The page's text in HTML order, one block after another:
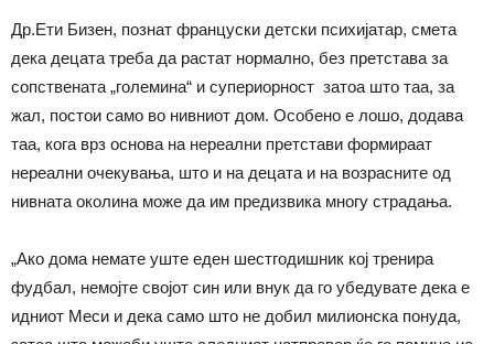
Др.Ети Бизен, познат француски детски психијатар, смета
дека децата треба да растат нормално, без претстава за
сопствената „големина“ и супериорност затоа што таа, за
жал, постои само во нивниот дом. Особено е лошо, додава
таа, кога врз основа на нереални претстави формираат
нереални очекувања, што и на децата и на возрасните од
нивната околина може да им предизвика многу страдања.
„Ако дома немате уште еден шестгодишник кој тренира
фудбал, немојте својот син или внук да го убедувате дека е
идниот Меси и дека само што не добил милионска понуда,